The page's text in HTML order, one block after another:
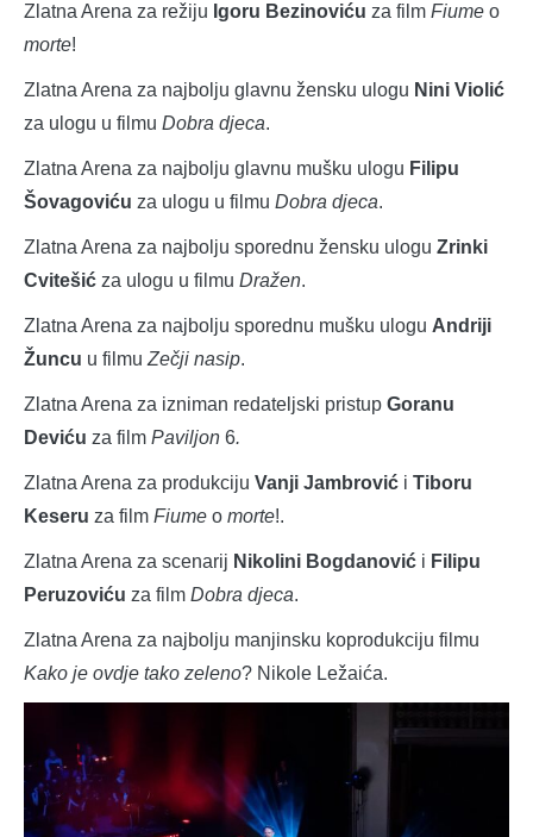
Zlatna Arena za režiju Igoru Bezinoviću za film Fiume o
morte!
Zlatna Arena za najbolju glavnu žensku ulogu Nini Violić
za ulogu u filmu Dobra djeca.
Zlatna Arena za najbolju glavnu mušku ulogu Filipu
Šovagoviću za ulogu u filmu Dobra djeca.
Zlatna Arena za najbolju sporednu žensku ulogu Zrinki
Cvitešić za ulogu u filmu Dražen.
Zlatna Arena za najbolju sporednu mušku ulogu Andriji
Žuncu u filmu Zečji nasip.
Zlatna Arena za izniman redateljski pristup Goranu
Deviću za film Paviljon 6.
Zlatna Arena za produkciju Vanji Jambrović i Tiboru
Keseru za film Fiume o morte!.
Zlatna Arena za scenarij Nikolini Bogdanović i Filipu
Peruzoviću za film Dobra djeca.
Zlatna Arena za najbolju manjinsku koprodukciju filmu
Kako je ovdje tako zeleno? Nikole Ležaića.